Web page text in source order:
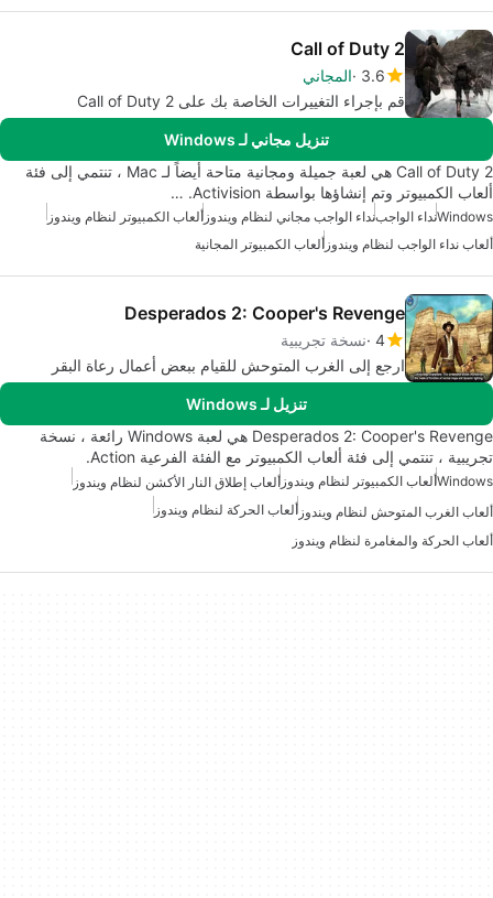
Call of Duty 2
3.6 المجاني
قم بإجراء التغييرات الخاصة بك على Call of Duty 2
تنزيل مجاني لـ Windows
Call of Duty 2 هي لعبة جميلة ومجانية متاحة أيضاً لـ Mac ، تنتمي إلى فئة
ألعاب الكمبيوتر وتم إنشاؤها بواسطة Activision. …
Windowsنداء الواجبنداء الواجب مجاني لنظام ويندوز ألعاب الكمبيوتر لنظام ويندوز
ألعاب نداء الواجب لنظام ويندوز ألعاب الكمبيوتر المجانية
Desperados 2: Cooper's Revenge
4 نسخة تجريبية
ارجع إلى الغرب المتوحش للقيام ببعض أعمال رعاة البقر
تنزيل لـ Windows
Desperados 2: Cooper's Revenge هي لعبة Windows رائعة ، نسخة
تجريبية ، تنتمي إلى فئة ألعاب الكمبيوتر مع الفئة الفرعية Action.
Windowsألعاب الكمبيوتر لنظام ويندوز ألعاب إطلاق النار الأكشن لنظام ويندوز
ألعاب الغرب المتوحش لنظام ويندوز ألعاب الحركة لنظام ويندوز
ألعاب الحركة والمغامرة لنظام ويندوز